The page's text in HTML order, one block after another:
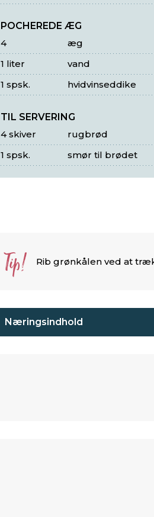
POCHEREDE ÆG
æg
4
vand
1 liter
hvidvinseddike
1 spsk.
TIL SERVERING
rugbrød
4 skiver
smør til brødet
1 spsk.
Tip! Rib grønkålen ved at
Næringsindhold